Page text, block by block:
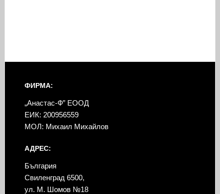
ФИРМА:
„Анастас-Ф” ЕООД
ЕИК: 200956559
МОЛ: Михаил Михайлов
АДРЕС:
България
Свиленград 6500,
ул. М. Шомов №18